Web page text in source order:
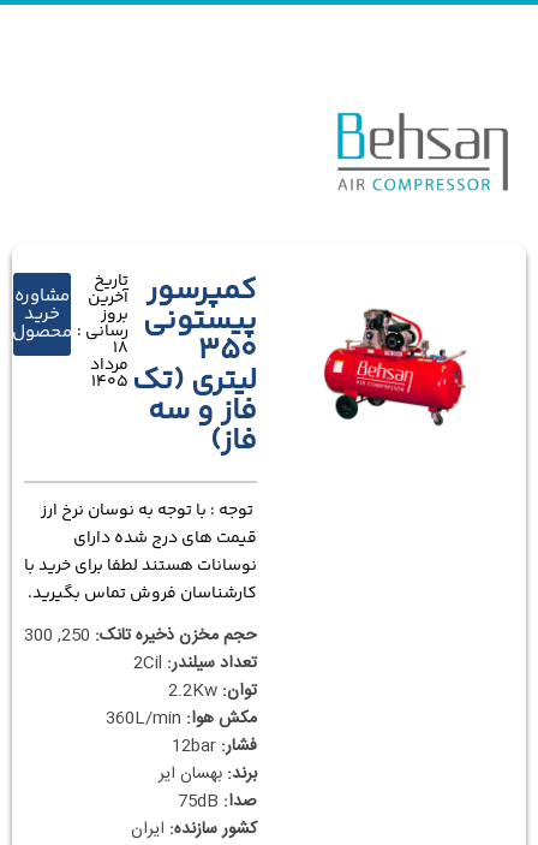
کمپرسور
پیستونی
350
لیتری (تک
فاز و سه
فاز)
تاریخ
آخرین
بروز
رسانی :
18
مرداد
1405
مشاوره
خرید
محصول
توجه : با توجه به نوسان نرخ ارز
قیمت های درج شده دارای
نوسانات هستند لطفا برای خرید با
کارشناسان فروش تماس بگیرید.
حجم مخزن ذخیره تانک:
تعداد سیلندر:
توان:
مکش هوا:
فشار:
برند: بهسان ایر
صدا:
کشور سازنده: ایران